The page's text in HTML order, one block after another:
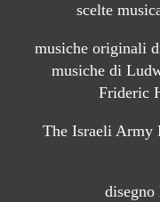
scelte
musiche originali
musiche di
Frideric
The Israeli Army